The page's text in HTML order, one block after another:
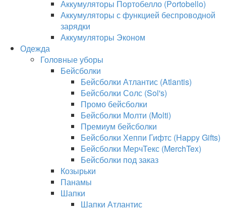
Аккумуляторы Портобелло (Portobello)
Аккумуляторы с функцией беспроводной
зарядки
Аккумуляторы Эконом
Одежда
Головные уборы
Бейсболки
Бейсболки Атлантис (Atlantis)
Бейсболки Солс (Sol's)
Промо бейсболки
Бейсболки Молти (Molti)
Премиум бейсболки
Бейсболки Хеппи Гифтс (Happy Gifts)
Бейсболки МерчТекс (MerchTex)
Бейсболки под заказ
Козырьки
Панамы
Шапки
Шапки Атлантис